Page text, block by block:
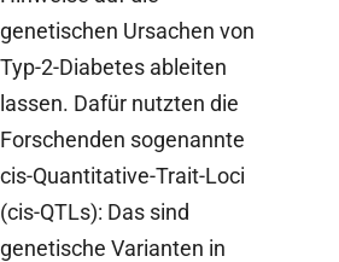
genetischen Ursachen von
Typ-2-Diabetes ableiten
lassen. Dafür nutzten die
Forschenden sogenannte
cis-Quantitative-Trait-Loci
(cis-QTLs): Das sind
genetische Varianten in